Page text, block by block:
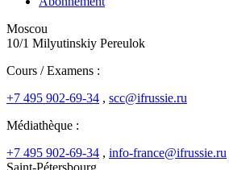
Moscou
10/1 Milyutinskiy Pereulok
Cours / Examens :
+7 495 902-69-34 , scc@ifrussie.ru
Médiathèque :
+7 495 902-69-34 , info-france@ifrussie.ru
Saint-Pétersbourg